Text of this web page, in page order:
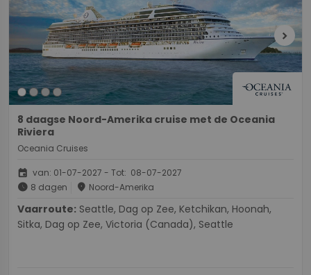
chevron_right
8 daagse Noord-Amerika cruise met de Oceania
Riviera
Oceania Cruises
event van: 01-07-2027 - Tot: 08-07-2027
schedule 8 dagen place Noord-Amerika
Vaarroute:
Sitka, Dag op Zee, Victoria (Canada), Seattle